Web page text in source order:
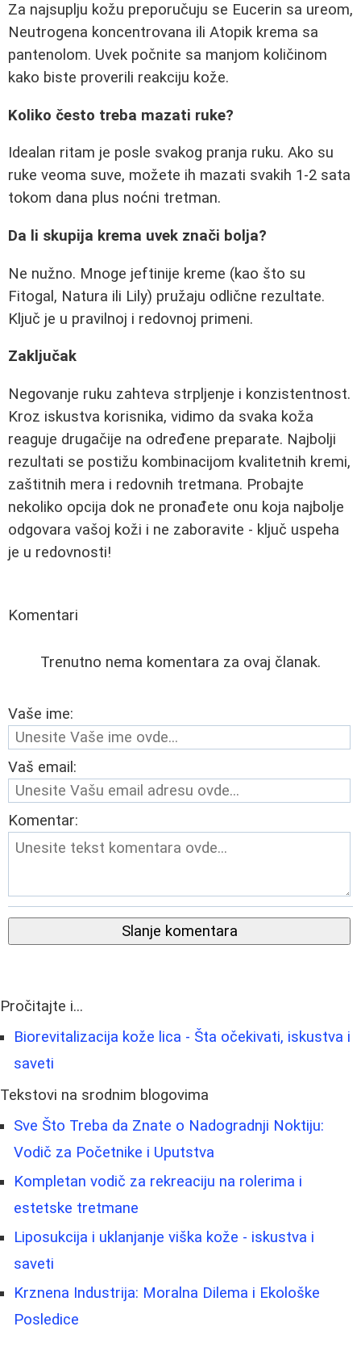
Za najsuplju kožu preporučuju se Eucerin sa ureom,
Neutrogena koncentrovana ili Atopik krema sa
pantenolom. Uvek počnite sa manjom količinom
kako biste proverili reakciju kože.
Koliko često treba mazati ruke?
Idealan ritam je posle svakog pranja ruku. Ako su
ruke veoma suve, možete ih mazati svakih 1-2 sata
tokom dana plus noćni tretman.
Da li skupija krema uvek znači bolja?
Ne nužno. Mnoge jeftinije kreme (kao što su
Fitogal, Natura ili Lily) pružaju odlične rezultate.
Ključ je u pravilnoj i redovnoj primeni.
Zaključak
Negovanje ruku zahteva strpljenje i konzistentnost.
Kroz iskustva korisnika, vidimo da svaka koža
reaguje drugačije na određene preparate. Najbolji
rezultati se postižu kombinacijom kvalitetnih kremi,
zaštitnih mera i redovnih tretmana. Probajte
nekoliko opcija dok ne pronađete onu koja najbolje
odgovara vašoj koži i ne zaboravite - ključ uspeha
je u redovnosti!
Komentari
Trenutno nema komentara za ovaj članak.
Vaše ime:
Vaš email:
Komentar:
Slanje komentara
Pročitajte i...
Biorevitalizacija kože lica - Šta očekivati, iskustva i
saveti
Tekstovi na srodnim blogovima
Sve Što Treba da Znate o Nadogradnji Noktiju:
Vodič za Početnike i Uputstva
Kompletan vodič za rekreaciju na rolerima i
estetske tretmane
Liposukcija i uklanjanje viška kože - iskustva i
saveti
Krznena Industrija: Moralna Dilema i Ekološke
Posledice